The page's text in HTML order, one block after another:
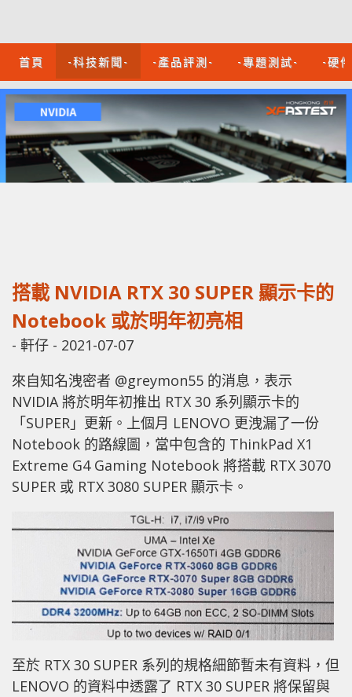
首頁 -科技新聞- -產品評測- -專題測試- -硬
搭載 NVIDIA RTX 30 SUPER 顯示卡的
Notebook 或於明年初亮相
- 軒仔 - 2021-07-07
來自知名洩密者 @greymon55 的消息，表示
NVIDIA 將於明年初推出 RTX 30 系列顯示卡的
「SUPER」更新。上個月 LENOVO 更洩漏了一份
Notebook 的路線圖，當中包含的 ThinkPad X1
Extreme G4 Gaming Notebook 將搭載 RTX 3070
SUPER 或 RTX 3080 SUPER 顯示卡。
至於 RTX 30 SUPER 系列的規格細節暫未有資料，但
LENOVO 的資料中透露了 RTX 30 SUPER 將保留與